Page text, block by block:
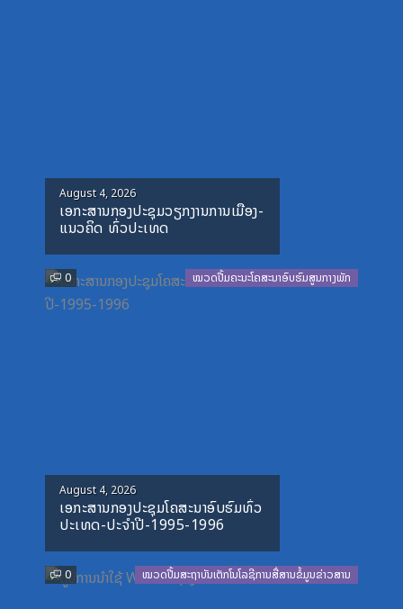
Posted
on
August 4, 2026
ເອກະສານກອງປະຊຸມວຽກງານການເມືອງ-
ແນວຄິດ ທົ່ວປະເທດ
0 ໝວດປື້ມຄະນະໂຄສະນາອົບຮົມສູນກາງພັກ
Posted
on
August 4, 2026
ເອກະສານກອງປະຊຸມໂຄສະນາອົບຮົມທົ່ວ
ປະເທດ-ປະຈໍາປີ-1995-1996
0 ໝວດປື້ມສະຖາບັນເຕັກໂນໂລຊີການສື່ສານຂໍ້ມູນຂ່າວສານ